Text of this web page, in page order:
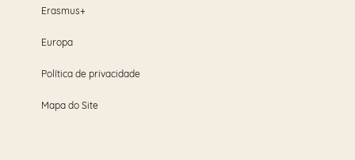
Erasmus+
Europa
Política de privacidade
Mapa do Site